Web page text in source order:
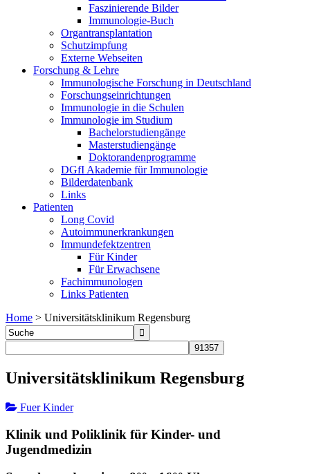
Faszinierende Bilder
Immunologie-Buch
Organtransplantation
Schutzimpfung
Externe Webseiten
Forschung & Lehre
Immunologische Forschung in Deutschland
Forschungseinrichtungen
Immunologie in die Schulen
Immunologie im Studium
Bachelorstudiengänge
Masterstudiengänge
Doktorandenprogramme
DGfI Akademie für Immunologie
Bilderdatenbank
Links
Patienten
Long Covid
Autoimmunerkrankungen
Immundefektzentren
Für Kinder
Für Erwachsene
Fachimmunologen
Links Patienten
Home > Universitätsklinikum Regensburg
Universitätsklinikum Regensburg
Fuer Kinder
Klinik und Poliklinik für Kinder- und
Jugendmedizin